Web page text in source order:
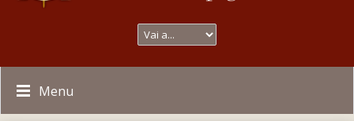
Menu